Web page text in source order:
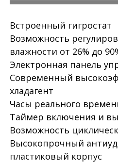
Встроенный гигростат
Возможность
влажности от 26% до
Электронная панель
Современный
хладагент
Часы реального
Таймер включения и
Возможность
Высокопрочный
пластиковый корпус